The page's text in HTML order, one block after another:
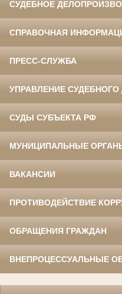
СУДЕБНОЕ
СПРАВОЧНАЯ
ПРЕСС-СЛУЖБА
УПРАВЛЕНИЕ
СУДЫ СУБЪЕКТА РФ
МУНИЦИПАЛЬНЫЕ
ВАКАНСИИ
ПРОТИВОДЕЙСТВИЕ
ОБРАЩЕНИЯ ГРАЖДАН
ВНЕПРОЦЕССУАЛЬНЫЕ